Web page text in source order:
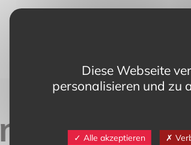
68025 Colmar Cedex
Diese Webseite
personalisieren und zu
Alle akzeptieren